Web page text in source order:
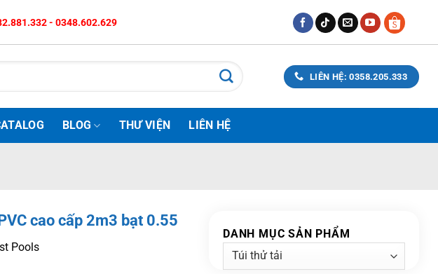
- 0348.602.629
LIÊN HỆ: 0358.205.333
BLOG THƯ VIỆN LIÊN HỆ
cao cấp 2m3 bạt 0.55
Pools
DANH MỤC SẢN PHẨM